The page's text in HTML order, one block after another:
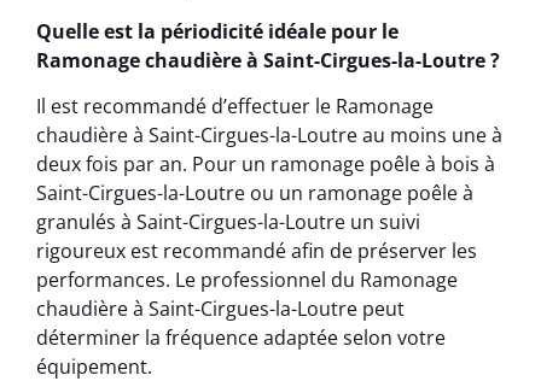
Quelle est la périodicité idéale pour le
Ramonage chaudière à Saint-Cirgues-la-Loutre ?
Il est recommandé d’effectuer le Ramonage
chaudière à Saint-Cirgues-la-Loutre au moins une à
deux fois par an. Pour un ramonage poêle à bois à
Saint-Cirgues-la-Loutre ou un ramonage poêle à
granulés à Saint-Cirgues-la-Loutre un suivi
rigoureux est recommandé afin de préserver les
performances. Le professionnel du Ramonage
chaudière à Saint-Cirgues-la-Loutre peut
déterminer la fréquence adaptée selon votre
équipement.